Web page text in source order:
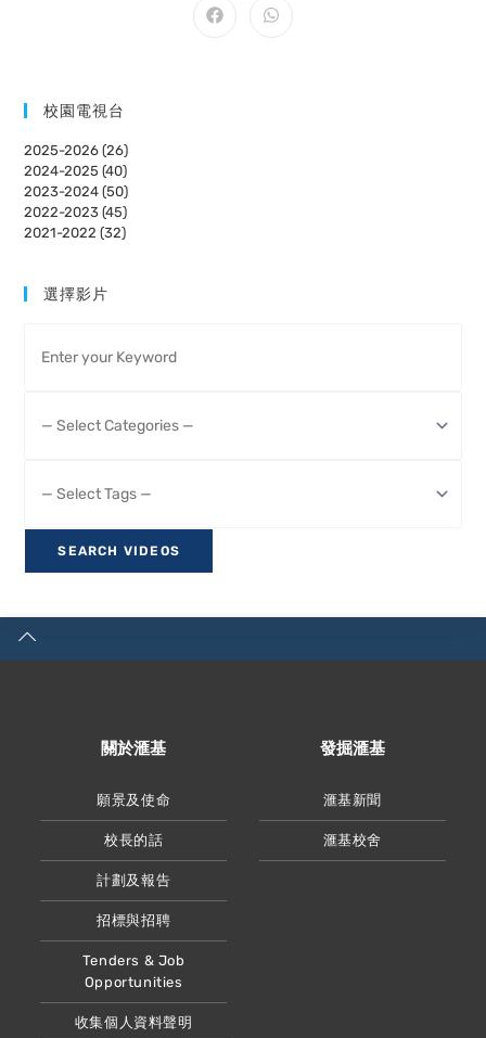
CONTENT
Opens
Opens
校園電視台
2025-2026 (26)
2024-2025 (40)
2023-2024 (50)
2022-2023 (45)
2021-2022 (32)
選擇影片
關於滙基
願景及使命
校長的話
計劃及報告
招標與招聘
Tenders & Job
Opportunities
收集個人資料聲明
發掘滙基
滙基新聞
滙基校舍